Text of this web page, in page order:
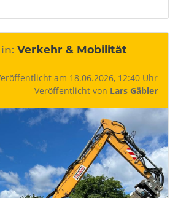
Verkehr & Mobilität
am 18.06.2026, 12:40 Uhr
Veröffentlicht von Lars Gäbler